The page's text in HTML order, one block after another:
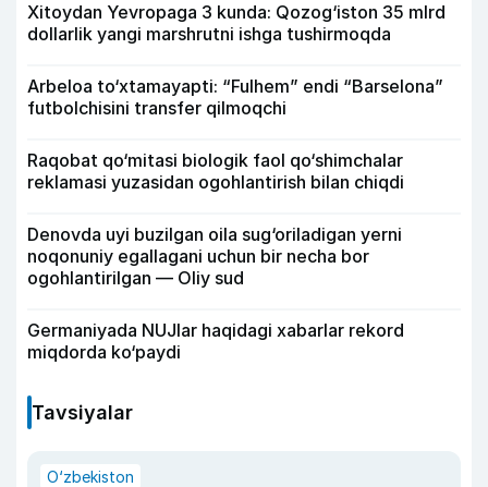
Xitoydan Yevropaga 3 kunda: Qozog‘iston 35 mlrd
dollarlik yangi marshrutni ishga tushirmoqda
Arbeloa to‘xtamayapti: “Fulhem” endi “Barselona”
futbolchisini transfer qilmoqchi
Raqobat qo‘mitasi biologik faol qo‘shimchalar
reklamasi yuzasidan ogohlantirish bilan chiqdi
Denovda uyi buzilgan oila sug‘oriladigan yerni
noqonuniy egallagani uchun bir necha bor
ogohlantirilgan — Oliy sud
Germaniyada NUJlar haqidagi xabarlar rekord
miqdorda ko‘paydi
Tavsiyalar
O‘zbekiston